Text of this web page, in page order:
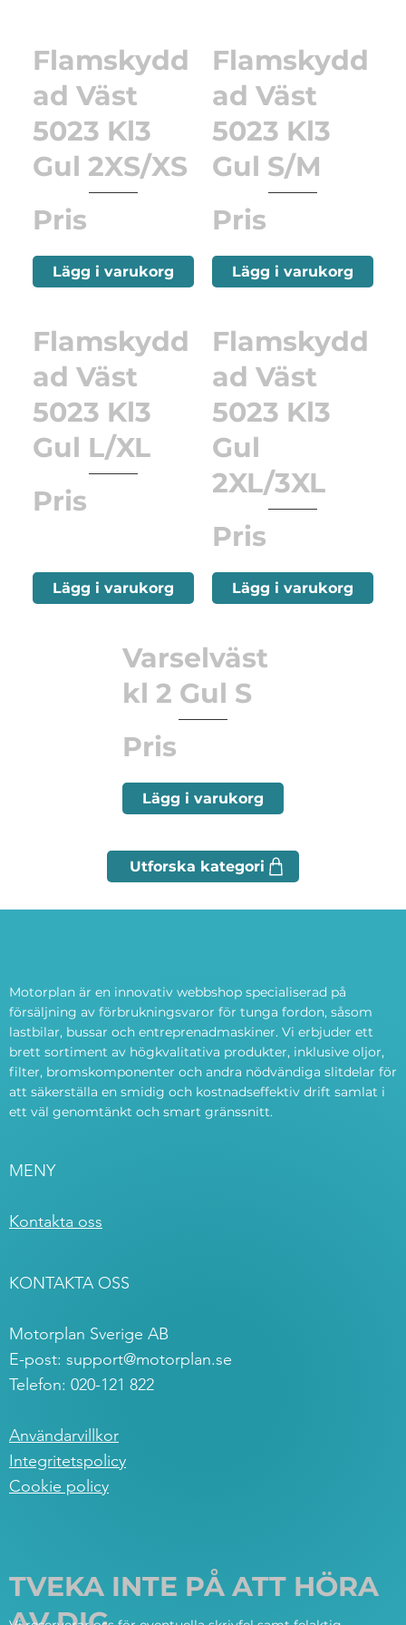
Flamskydd
ad Väst
5023 Kl3
Gul 2XS/XS
Pris
Lägg i varukorg
Flamskydd
ad Väst
5023 Kl3
Gul S/M
Pris
Lägg i varukorg
Flamskydd
ad Väst
5023 Kl3
Gul L/XL
Pris
Lägg i varukorg
Flamskydd
ad Väst
5023 Kl3
Gul
2XL/3XL
Pris
Lägg i varukorg
Varselväst
kl 2 Gul S
Pris
Lägg i varukorg
Motorplan är en innovativ webbshop specialiserad på
försäljning av förbrukningsvaror för tunga fordon, såsom
lastbilar, bussar och entreprenadmaskiner. Vi erbjuder ett
brett sortiment av högkvalitativa produkter, inklusive oljor,
filter, bromskomponenter och andra nödvändiga slitdelar för
att säkerställa en smidig och kostnadseffektiv drift samlat i
ett väl genomtänkt och smart gränssnitt.
MENY
Kontakta oss
KONTAKTA OSS
Motorplan Sverige AB
E-post: support@motorplan.se
Telefon: 020-121 822
Användarvillkor
Integritetspolicy
Cookie policy
TVEKA INTE PÅ ATT HÖRA